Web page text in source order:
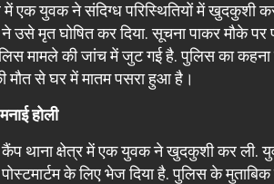
में एक युवक ने संदिग्ध परिस्थितियों में
ने उसे मृत घोषित कर दिया. सूचना पाकर मौके
मामले की जांच में जुट गई है. पुलिस का कहना
मौत से घर में मातम पसरा हुआ है।
होली
कैंप थाना क्षेत्र में एक युवक ने खुदकुशी कर ली.
के लिए भेज दिया है. पुलिस के मुताबिक